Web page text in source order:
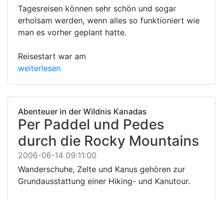
Tagesreisen können sehr schön und sogar
erholsam werden, wenn alles so funktioniert wie
man es vorher geplant hatte.
Reisestart war am
weiterlesen
Abenteuer in der Wildnis Kanadas
Per Paddel und Pedes
durch die Rocky Mountains
2006-06-14 09:11:00
Wanderschuhe, Zelte und Kanus gehören zur
Grundausstattung einer Hiking- und Kanutour.